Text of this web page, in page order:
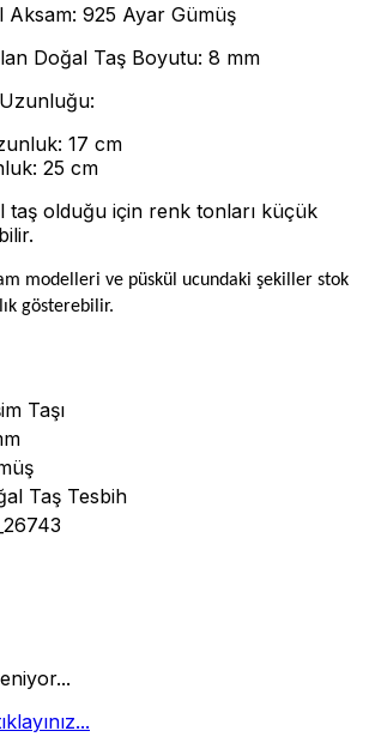
925 Ayar Gümüş
Doğal Taş Boyutu: 8 mm
17 cm
25 cm
taş olduğu için renk tonları küçük
modelleri ve püskül ucundaki şekiller stok
gösterebilir.
Taşı
Taş Tesbih